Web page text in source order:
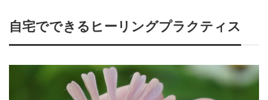
自宅でできるヒーリングプラクティス